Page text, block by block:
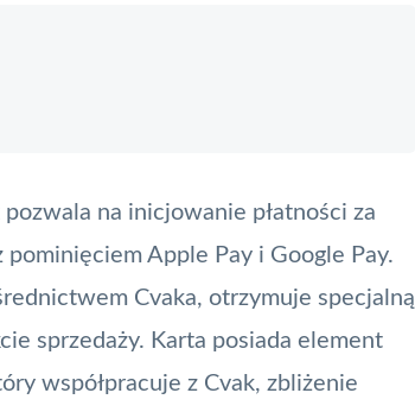
na inicjowanie płatności za
pominięciem Apple Pay i Google Pay.
Cvaka, otrzymuje specjalną
sprzedaży. Karta posiada element
współpracuje z Cvak, zbliżenie